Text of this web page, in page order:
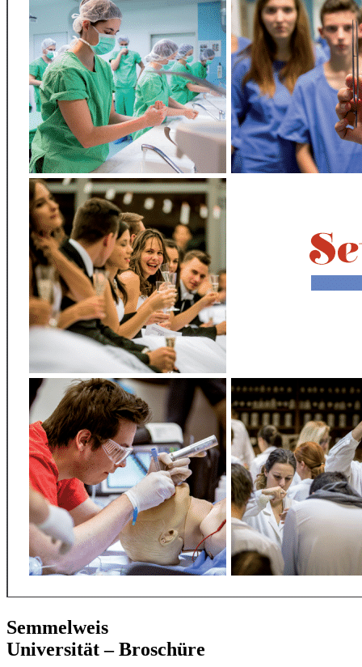
Semmelweis
Universität – Broschüre